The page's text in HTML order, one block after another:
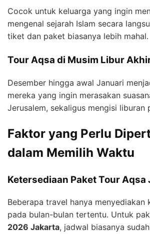
Cocok untuk keluarga yang ingin
mengenal sejarah Islam secara
tiket dan paket biasanya lebih mahal.
Tour Aqsa di Musim Libur
Desember hingga awal Januari
mereka yang ingin merasakan
Jerusalem, sekaligus mengisi liburan
Faktor yang Perlu
dalam Memilih Waktu
Ketersediaan Paket Tour
Beberapa travel hanya menyediakan
pada bulan-bulan tertentu. Untuk
2026 Jakarta, jadwal biasanya